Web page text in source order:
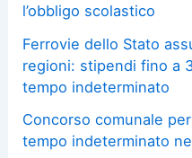
l’obbligo scolastico
Ferrovie dello Stato
regioni: stipendi fino a
tempo indeterminato
Concorso comunale
tempo indeterminato